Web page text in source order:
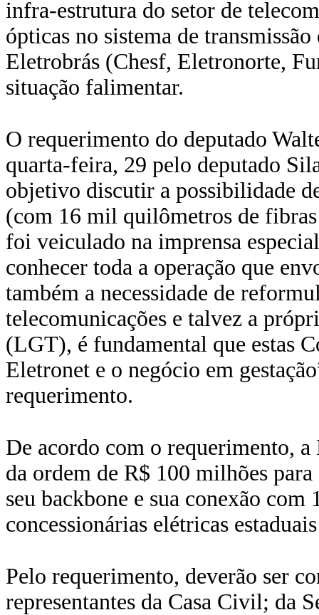
infra-estrutura do setor de
ópticas no sistema de
Eletrobrás (Chesf, Eletronorte,
situação falimentar.
O requerimento do deputado
quarta-feira, 29 pelo deputado
objetivo discutir a possibilidade
(com 16 mil quilômetros de
foi veiculado na imprensa
conhecer toda a operação que
também a necessidade de
telecomunicações e talvez a
(LGT), é fundamental que estas
Eletronet e o negócio em
requerimento.
De acordo com o requerimento,
da ordem de R$ 100 milhões
seu backbone e sua conexão
concessionárias elétricas
Pelo requerimento, deverão ser
representantes da Casa Civil; da